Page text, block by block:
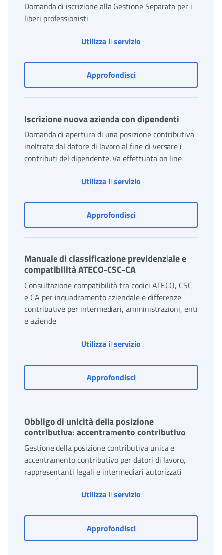
Domanda di iscrizione alla Gestione Separata per i
liberi professionisti
Utilizza il servizio
ApprofondisciIscrizione liberi
Iscrizione nuova azienda con dipendenti
Domanda di apertura di una posizione contributiva
inoltrata dal datore di lavoro al fine di versare i
contributi del dipendente. Va effettuata on line
Utilizza il servizio
ApprofondisciIscrizione nuova
Manuale di classificazione previdenziale e
compatibilità ATECO-CSC-CA
Consultazione compatibilità tra codici ATECO, CSC
e CA per inquadramento aziendale e differenze
contributive per intermediari, amministrazioni, enti
e aziende
Utilizza il servizio
ApprofondisciManuale di
Obbligo di unicità della posizione
contributiva: accentramento contributivo
Gestione della posizione contributiva unica e
accentramento contributivo per datori di lavoro,
rappresentanti legali e intermediari autorizzati
Utilizza il servizio
ApprofondisciObbligo di unicità della